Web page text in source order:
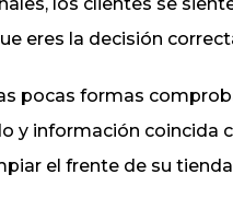
eres la decisión
pocas formas
y información coincida
el frente de su